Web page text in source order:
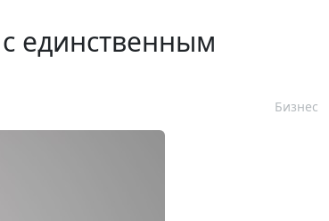
единственным
Бизнес